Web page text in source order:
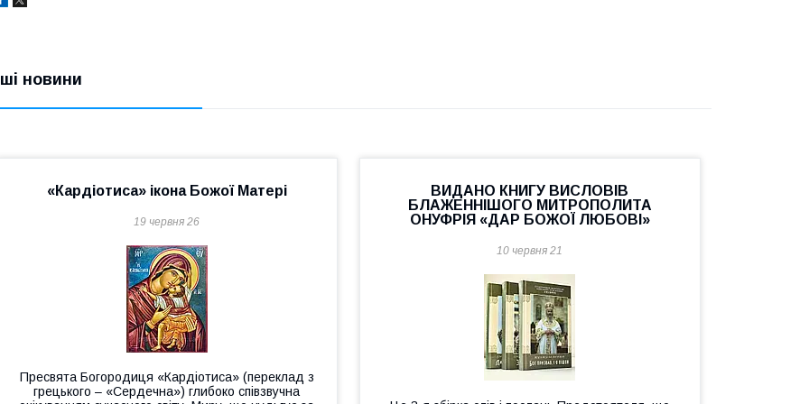
новини
«Кардіотиса» ікона Божої Матері
19 червня 26
Пресвята Богородиця «Кардіотиса» (переклад з
грецького – «Сердечна») глибоко співзвучна
ВИДАНО КНИГУ ВИСЛОВІВ
БЛАЖЕННІШОГО МИТРОПОЛИТА
ОНУФРІЯ «ДАР БОЖОЇ ЛЮБОВІ»
10 червня 21